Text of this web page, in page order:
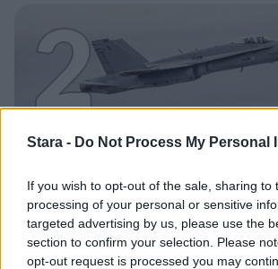
Stara - Do Not Process My Personal
If you wish to opt-out of the sale, sharing to
processing of your personal or sensitive
targeted advertising by us, please use the
section to confirm your selection. Please
opt-out request is processed you may
2
F/A-18 Hornet jyrähtää
Jyväskylässä – katuja